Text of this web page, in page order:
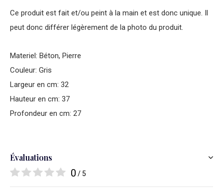
Ce produit est fait et/ou peint à la main et est donc unique. Il
peut donc différer légèrement de la photo du produit.
Materiel: Béton, Pierre
Couleur: Gris
Largeur en cm: 32
Hauteur en cm: 37
Profondeur en cm: 27
Évaluations
0 / 5